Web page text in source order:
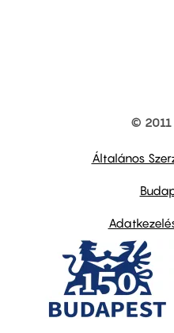
© 2011
Általános